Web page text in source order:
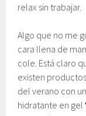
relax sin trabajar.
Algo que no me
cara llena de
cole. Está claro
existen
del verano con
hidratante en gel